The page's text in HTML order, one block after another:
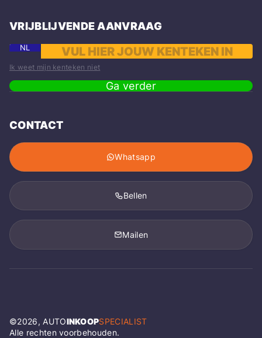
VRIJBLIJVENDE AANVRAAG
NL
Ik weet mijn kenteken niet
Ga verder
CONTACT
Whatsapp
Bellen
Mailen
©2026, AUTOINKOOPSPECIALIST
Alle rechten voorbehouden.